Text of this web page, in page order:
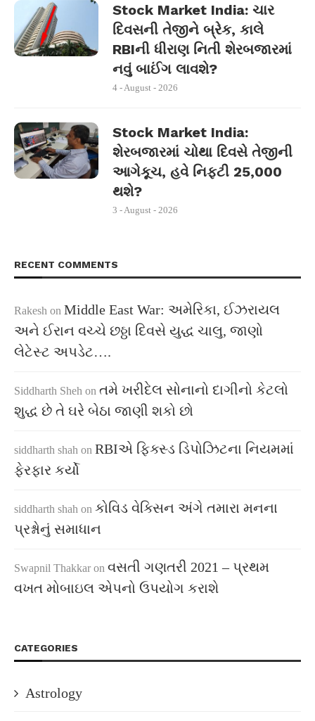
Stock Market India: ચાર
દિવસની તેજીને બ્રેક, કાલે
RBIની ધીરાણ નિતી શેરબજારમાં
નવું બાઈંગ લાવશે?
4 - August - 2026
Stock Market India:
શેરબજારમાં ચોથા દિવસે તેજીની
આગેકૂચ, હવે નિફ્ટી 25,000
થશે?
3 - August - 2026
RECENT COMMENTS
Rakesh on Middle East War: અમેરિકા, ઈઝરાયલ
અને ઈરાન વચ્ચે છઠ્ઠા દિવસે યુદ્ધ ચાલુ, જાણો
લેટેસ્ટ અપડેટ….
Siddharth Sheh on તમે ખરીદેલ સોનાનો દાગીનો કેટલો
શુદ્ધ છે તે ઘરે બેઠા જાણી શકો છો
siddharth shah on RBIએ ફિક્સ્ડ ડિપોઝિટના નિયમમાં
ફેરફાર કર્યો
siddharth shah on કોવિડ વેક્સિન અંગે તમારા મનના
પ્રશ્નોનું સમાધાન
Swapnil Thakkar on વસતી ગણતરી 2021 – પ્રથમ
વખત મોબાઇલ એપનો ઉપયોગ કરાશે
CATEGORIES
Astrology